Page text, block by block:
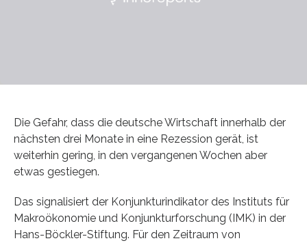
Die Gefahr, dass die deutsche Wirtschaft innerhalb der
nächsten drei Monate in eine Rezession gerät, ist
weiterhin gering, in den vergangenen Wochen aber
etwas gestiegen.
Das signalisiert der Konjunkturindikator des Instituts für
Makroökonomie und Konjunkturforschung (IMK) in der
Hans-Böckler-Stiftung. Für den Zeitraum von